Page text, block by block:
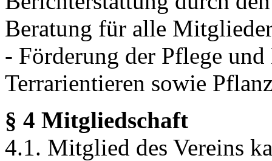
Beratung für alle
- Förderung der Pflege
Terrarientieren sowie
§ 4 Mitgliedschaft
4.1. Mitglied des Vereins